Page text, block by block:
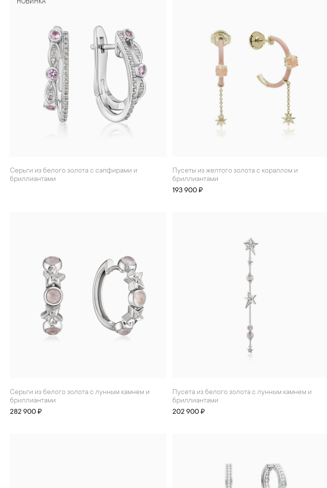
МУЖЧИНАМ
АКСЕССУАРЫ И
СУВЕНИРЫ
ХРУСТАЛЬ И ФАРФОР
НОВИНКА
Серьги из белого золота с сапфирами и
бриллиантами
Пусеты из желтого золота с кораллом и
бриллиантами
193 900 ₽
Серьги из белого золота с лунным камнем и
бриллиантами
282 900 ₽
Пусета из белого золота с лунным камнем и
бриллиантами
202 900 ₽